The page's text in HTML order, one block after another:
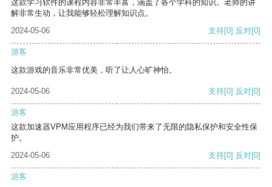
这款学习软件的课程内容非常丰富，涵盖了各个学科的知识。老师的讲
解非常生动，让我能够轻松理解知识点。
2024-05-06
支持[0] 反对[0]
游客
这款游戏的音乐非常优美，听了让人心旷神怡。
2024-05-06 支持[0] 反对[0]
游客
这款加速器VPM应用程序已经为我们带来了无限的隐私保护和安全性保
护。
2024-05-06
支持[0] 反对[0]
游客